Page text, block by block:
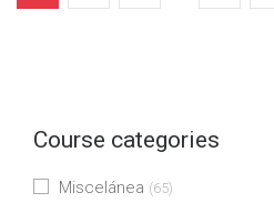
Course categories
Miscelánea (65)